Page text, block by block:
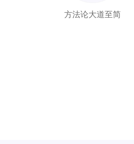
方法论大道至简